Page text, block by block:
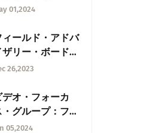
ルス調査ツールト
01,2024
ィールド・アドバ
ザリー・ボードア
バイザリーボード
と活用法
26,2023
デオ・フォーカ
・グループ：フォ
カス・グループと
05,2024